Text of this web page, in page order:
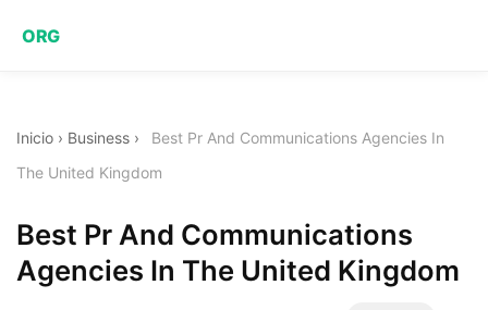
ORG
Inicio › Business ›
Best Pr And Communications Agencies In
The United Kingdom
Best Pr And Communications
Agencies In The United Kingdom